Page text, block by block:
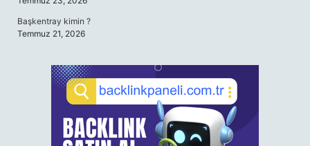
Başkentray kimin ?
Temmuz 21, 2026